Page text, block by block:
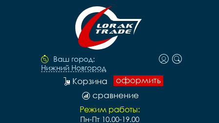
Ваш город:
Нижний Новгород
оформить
Корзина
сравнение
Режим работы:
Пн-Пт 10.00-19.00